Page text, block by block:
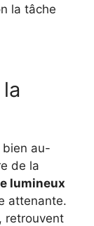
la tâche
bien au-
de la
lumineux
attenante.
retrouvent